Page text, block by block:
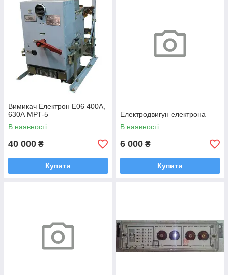
Вимикач Електрон Е06 400А,
630А МРТ-5
В наявності
40 000 ₴
Купити
Електродвигун електрона
В наявності
6 000 ₴
Купити